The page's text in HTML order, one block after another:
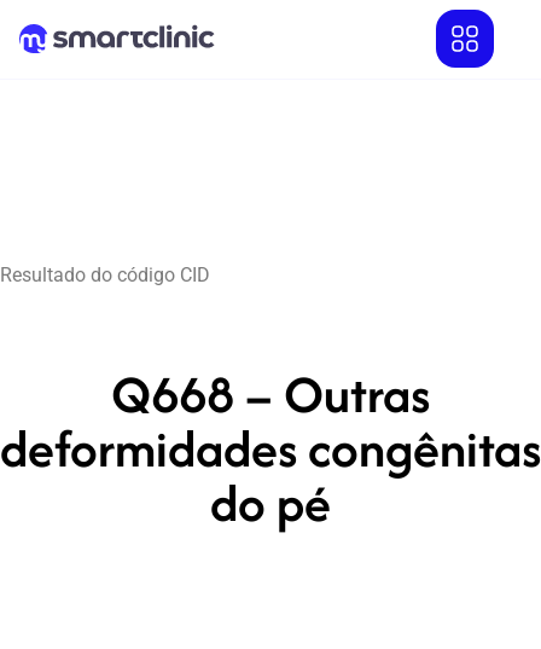
Resultado do código CID
Q668 – Outras
deformidades congênitas
do pé